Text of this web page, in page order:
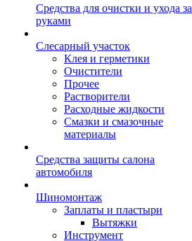
Средства для очистки и ухода за
руками
Слесарный участок
Клея и герметики
Очистители
Прочее
Растворители
Расходные жидкости
Смазки и смазочные
материалы
Средства защиты салона
автомобиля
Шиномонтаж
Заплаты и пластыри
Вытяжки
Инструмент